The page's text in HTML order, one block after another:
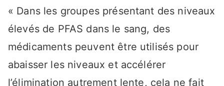
« Dans les groupes présentant des niveaux
élevés de PFAS dans le sang, des
médicaments peuvent être utilisés pour
abaisser les niveaux et accélérer
l’élimination autrement lente, cela ne fait